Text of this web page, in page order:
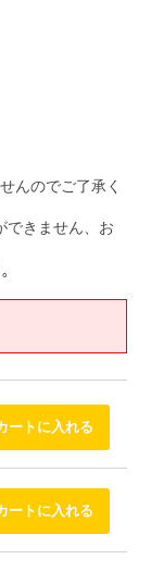
んのでご了承く
できません、お